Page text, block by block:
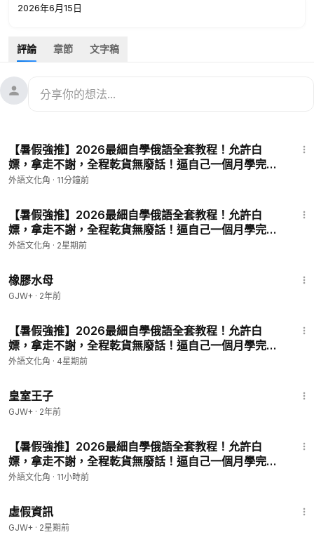
2026年6月15日
評論 章節 文字稿
【暑假強推】2026最細自學俄語全套教程！允許白
嫖，拿走不謝，全程乾貨無廢話！逼自己一個月學完，
從0基礎小白到俄語大佬只要這套就夠了！ P25 - 【入
外語文化角 · 11分鐘前
【暑假強推】2026最細自學俄語全套教程！允許白
嫖，拿走不謝，全程乾貨無廢話！逼自己一個月學完，
從0基礎小白到俄語大佬只要這套就夠了！ P13 - 【入
外語文化角 · 2星期前
橡膠水母
GJW+ · 2年前
【暑假強推】2026最細自學俄語全套教程！允許白
嫖，拿走不謝，全程乾貨無廢話！逼自己一個月學完，
從0基礎小白到俄語大佬只要這套就夠了！ P6 - 【入
外語文化角 · 4星期前
皇室王子
GJW+ · 2年前
【暑假強推】2026最細自學俄語全套教程！允許白
嫖，拿走不謝，全程乾貨無廢話！逼自己一個月學完，
從0基礎小白到俄語大佬只要這套就夠了！ P21 - 【入
外語文化角 · 11小時前
虛假資訊
GJW+ · 2星期前